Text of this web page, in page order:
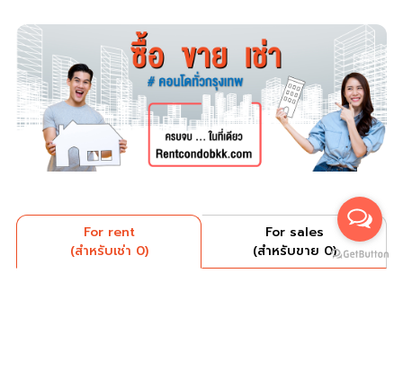
For rent
(สำหรับเช่า 0)
For sales
(สำหรับขาย 0)